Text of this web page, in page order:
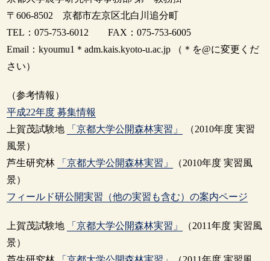
〒606-8502 京都市左京区北白川追分町
TEL：075-753-6012 FAX：075-753-6005
Email：kyoumu1＊adm.kais.kyoto-u.ac.jp （＊を@に変更くだ
さい）
（参考情報）
平成22年度 募集情報
上賀茂試験地
「京都大学公開森林実習」
（2010年度 実習
風景）
芦生研究林
「京都大学公開森林実習」
（2010年度 実習風
景）
フィールド研公開実習（他の実習も含む）の案内ページ
上賀茂試験地 「京都大学公開森林実習」
（2011年度 実習風
景）